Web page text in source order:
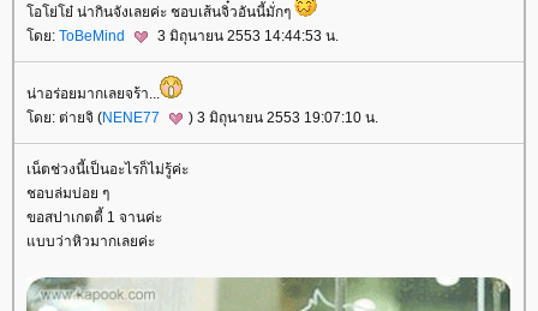
อโย่โย๋ น่ากินจังเลยค่ะ ชอบเส้นจิ๋วอันนี้มั่กๆ
ดย: ToBeMind 3 มิถุนายน 2553 14:44:53 น.
น่าอร่อยมากเลยจร้า...
ดย: ต่ายจิ (NENE77 ) 3 มิถุนายน 2553 19:07:10 น.
เน็ตช่วงนี้เป็นอะไรก็ไม่รู้ค่ะ
ชอบล่มบ่อย ๆ
ขอสปาเกตตี้ 1 จานค่ะ
บบว่าหิวมากเลยค่ะ